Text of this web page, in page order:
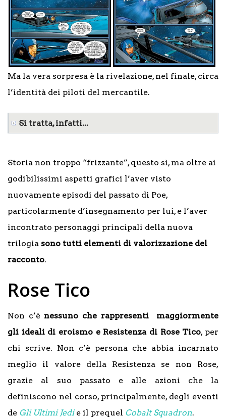
Ma la vera sorpresa è la rivelazione, nel finale, circa
l’identità dei piloti del mercantile.
Si tratta, infatti...
Storia non troppo “frizzante”, questo sì, ma oltre ai
godibilissimi aspetti grafici l’aver visto
nuovamente episodi del passato di Poe,
particolarmente d’insegnamento per lui, e l’aver
incontrato personaggi principali della nuova
trilogia sono tutti elementi di valorizzazione del
racconto.
Rose Tico
Non c’è nessuno che rappresenti maggiormente
gli ideali di eroismo e Resistenza di Rose Tico, per
chi scrive. Non c’è persona che abbia incarnato
meglio il valore della Resistenza se non Rose,
grazie al suo passato e alle azioni che la
definiscono nel corso, principalmente, degli eventi
de Gli Ultimi Jedie il prequel Cobalt Squadron.